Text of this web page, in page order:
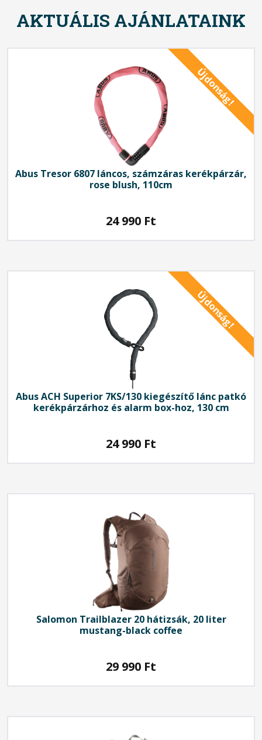
AKTUÁLIS AJÁNLATAINK
Újdonság!
Abus Tresor 6807 láncos, számzáras kerékpárzár,
rose blush, 110cm
24 990 Ft
Újdonság!
AbusACH Superior 7KS/130 kiegészítő lánc patkó
kerékpárzárhoz és alarm box-hoz, 130 cm
24 990 Ft
Salomon Trailblazer 20 hátizsák, 20 liter
mustang-black coffee
29 990 Ft